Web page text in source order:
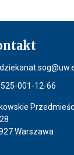
525-001-12-66
Warszawa